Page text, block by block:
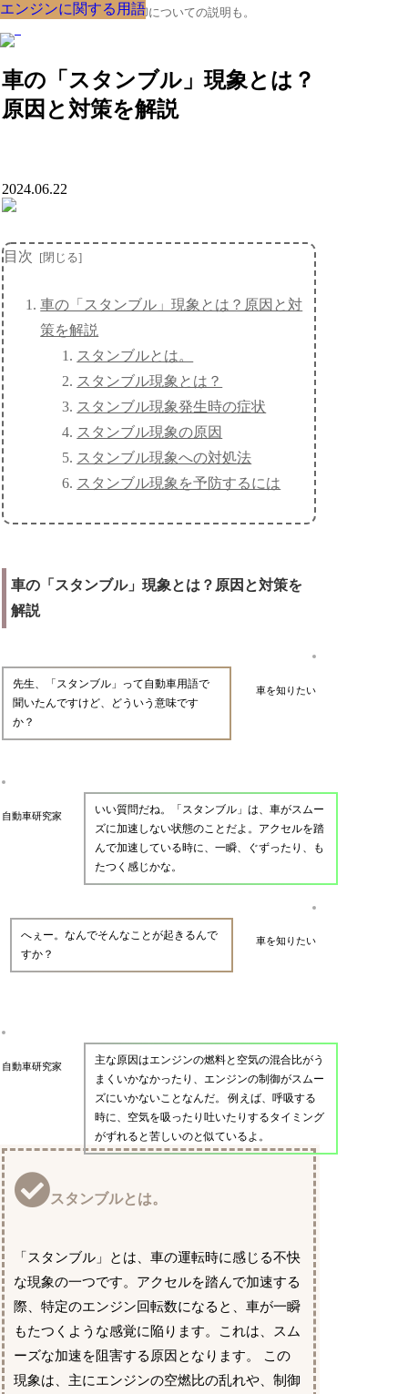
クルマの大辞典、購入･売却についての説明も。
車の「スタンブル」現象とは？
原因と対策を解説
エンジンに関する用語
2024.06.22
目次
車の「スタンブル」現象とは？原因と対
策を解説
スタンブルとは。
スタンブル現象とは？
スタンブル現象発生時の症状
スタンブル現象の原因
スタンブル現象への対処法
スタンブル現象を予防するには
車の「スタンブル」現象とは？原因と対策を
解説
車を知りたい
先生、「スタンブル」って自動車用語で
聞いたんですけど、どういう意味です
か？
自動車研究家
いい質問だね。「スタンブル」は、車がスムー
ズに加速しない状態のことだよ。アクセルを踏
んで加速している時に、一瞬、ぐずったり、も
たつく感じかな。
車を知りたい
へぇー。なんでそんなことが起きるんで
すか？
自動車研究家
主な原因はエンジンの燃料と空気の混合比がう
まくいかなかったり、エンジンの制御がスムー
ズにいかないことなんだ。 例えば、呼吸する
時に、空気を吸ったり吐いたりするタイミング
がずれると苦しいのと似ているよ。
スタンブルとは。
「スタンブル」とは、車の運転時に感じる不快
な現象の一つです。アクセルを踏んで加速する
際、特定のエンジン回転数になると、車が一瞬
もたつくような感覚に陥ります。これは、スム
ーズな加速を阻害する原因となります。 この
現象は、主にエンジンの空燃比の乱れや、制御
エンジンに関する用語
エンジンに関する用語
エンジンに関する用語
エンジンに関する用語
エンジンに関する用語
エンジンに関する用語
エンジンに関する用語
エンジンに関する用語